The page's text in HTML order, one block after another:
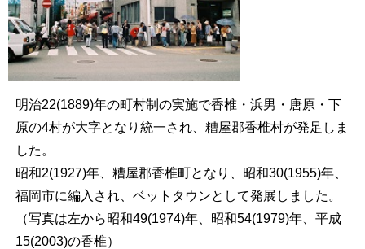
明治22(1889)年の町村制の実施で香椎・浜男・唐原・下
原の4村が大字となり統一され、糟屋郡香椎村が発足しま
した。
昭和2(1927)年、糟屋郡香椎町となり、昭和30(1955)年、
福岡市に編入され、ベットタウンとして発展しました。
（写真は左から昭和49(1974)年、昭和54(1979)年、平成
15(2003)の香椎）